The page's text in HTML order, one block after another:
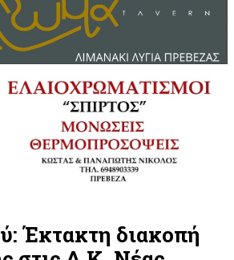
Έκτακτη διακοπή